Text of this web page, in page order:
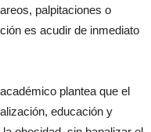
palpitaciones o
es acudir de inmediato
plantea que el
educación y